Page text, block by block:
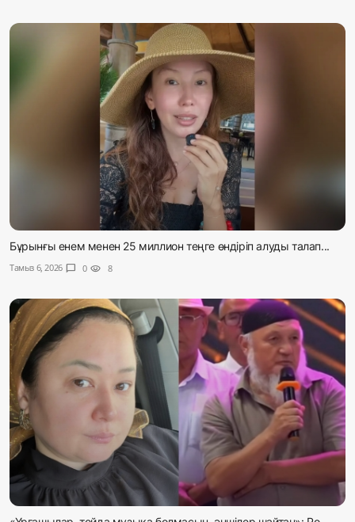
Бұрынғы енем менен 25 миллион теңге өндіріп алуды талап...
Тамыз 6, 2026 chat_bubble 0 visibility 8